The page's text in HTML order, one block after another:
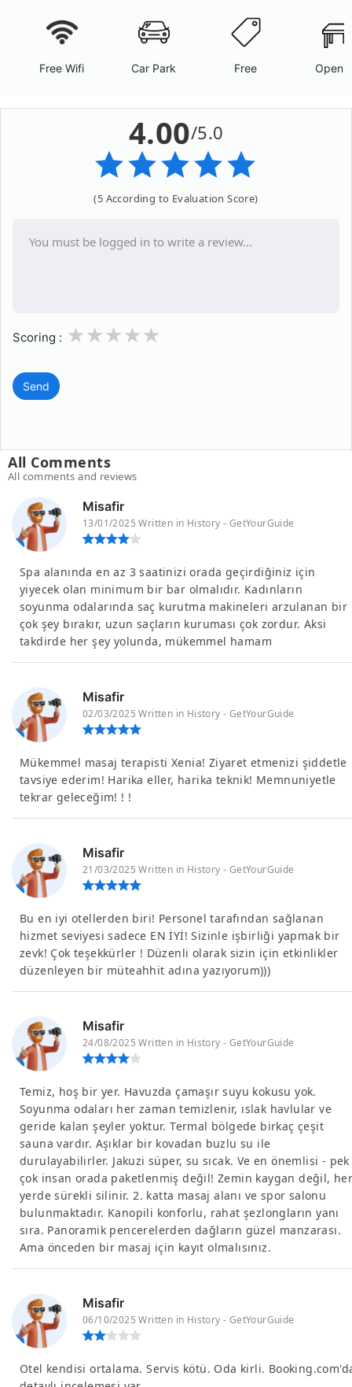
Free Wifi Car Park Free Open
4.00/5.0
(5 According to Evaluation Score)
Scoring : 3
2
1
Send
All Comments
All comments and reviews
Misafir
13/01/2025 Written in History - GetYourGuide
Spa alanında en az 3 saatinizi orada geçirdiğiniz için
yiyecek olan minimum bir bar olmalıdır. Kadınların
soyunma odalarında saç kurutma makineleri arzulanan bir
çok şey bırakır, uzun saçların kuruması çok zordur. Aksi
takdirde her şey yolunda, mükemmel hamam
Misafir
02/03/2025 Written in History - GetYourGuide
Mükemmel masaj terapisti Xenia! Ziyaret etmenizi şiddetle
tavsiye ederim! Harika eller, harika teknik! Memnuniyetle
tekrar geleceğim! ! !
Misafir
21/03/2025 Written in History - GetYourGuide
Bu en iyi otellerden biri! Personel tarafından sağlanan
hizmet seviyesi sadece EN İYİ! Sizinle işbirliği yapmak bir
zevk! Çok teşekkürler ! Düzenli olarak sizin için etkinlikler
düzenleyen bir müteahhit adına yazıyorum)))
Misafir
24/08/2025 Written in History - GetYourGuide
Temiz, hoş bir yer. Havuzda çamaşır suyu kokusu yok.
Soyunma odaları her zaman temizlenir, ıslak havlular ve
geride kalan şeyler yoktur. Termal bölgede birkaç çeşit
sauna vardır. Aşıklar bir kovadan buzlu su ile
durulayabilirler. Jakuzi süper, su sıcak. Ve en önemlisi - pek
çok insan orada paketlenmiş değil! Zemin kaygan değil,
yerde sürekli silinir. 2. katta masaj alanı ve spor salonu
bulunmaktadır. Kanopili konforlu, rahat şezlongların yanı
sıra. Panoramik pencerelerden dağların güzel manzarası.
Ama önceden bir masaj için kayıt olmalısınız.
Misafir
06/10/2025 Written in History - GetYourGuide
Otel kendisi ortalama. Servis kötü. Oda kirli.